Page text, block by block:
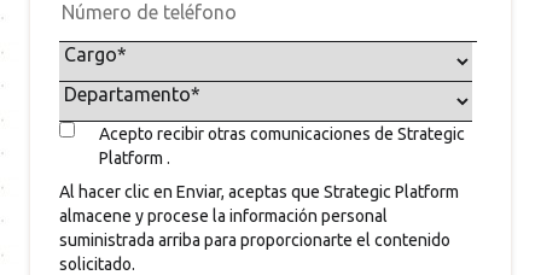
Acepto recibir otras comunicaciones de Strategic
Platform .
Al hacer clic en Enviar, aceptas que Strategic Platform
almacene y procese la información personal
suministrada arriba para proporcionarte el contenido
solicitado.